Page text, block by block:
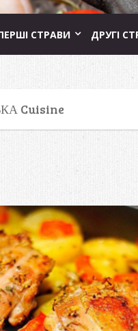
СТРАВИ ДРУГІ
Cuisine